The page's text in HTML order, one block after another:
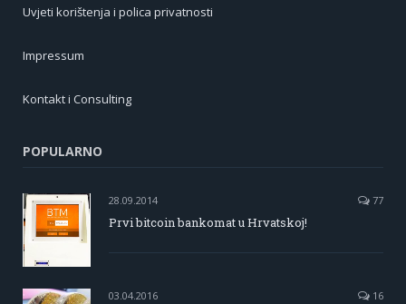
Uvjeti korištenja i polica privatnosti
Impressum
Kontakt i Consulting
POPULARNO
28.09.2014 77
Prvi bitcoin bankomat u Hrvatskoj!
03.04.2016 16